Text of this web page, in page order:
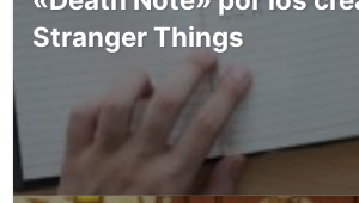
Stranger Things